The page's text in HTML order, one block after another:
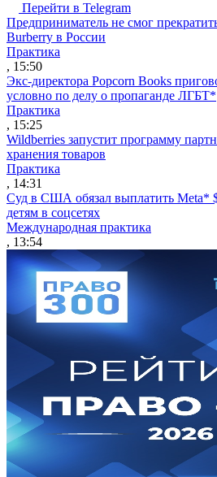
Перейти в Telegram
Предприниматель не смог
Burberry в России
Практика
, 15:50
Экс-директора Popcorn Books
условно по делу о пропаганде ЛГБТ*
Практика
, 15:25
Wildberries запустит программу
хранения товаров
Практика
, 14:31
Суд в США обязал выплатить Meta*
детям в соцсетях
Международная практика
, 13:54